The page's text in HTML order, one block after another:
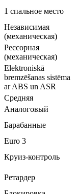
1 спальное место
Независимая
(механическая)
Рессорная
(механическая)
Elektroniskā
bremzēšanas sistēma
ar ABS un ASR
Средняя
Аналоговый
Барабанные
Euro 3
Круиз-контроль
Ретардер